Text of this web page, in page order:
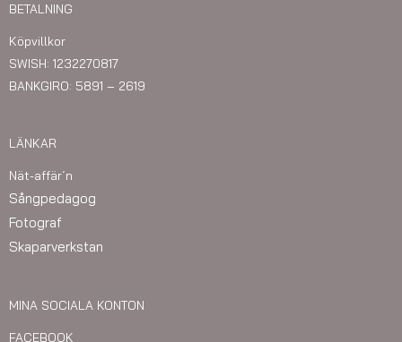
BETALNING
Köpvillkor
SWISH: 1232270817
BANKGIRO: 5891 – 2619
LÄNKAR
Nät-affär´n
Sångpedagog
Fotograf
Skaparverkstan
MINA SOCIALA KONTON
FACEBOOK